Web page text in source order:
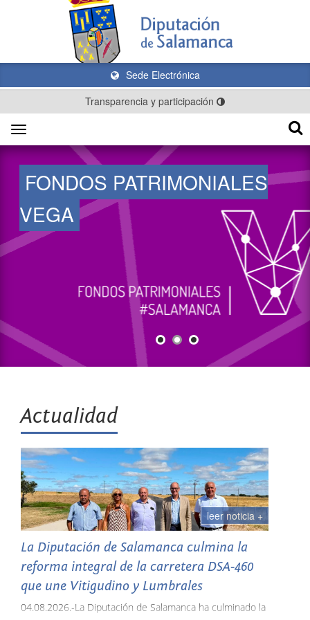
Sede Electrónica
Transparencia y participación
Toggle
navigation
FONDOS PATRIMONIALES
VEGA
Actualidad
La Diputación de Salamanca culmina la
reforma integral de la carretera DSA-460
que une Vitigudino y Lumbrales
04.08.2026.-La Diputación de Salamanca ha culminado la
leer noticia +